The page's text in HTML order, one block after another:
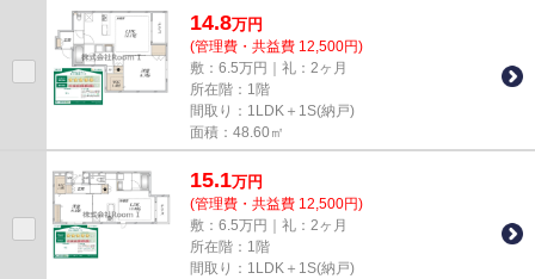
14.8万円
(管理費・共益費 12,500円)
敷：6.5万円｜礼：2ヶ月
所在階：1階
間取り：1LDK＋1S(納戸)
面積：48.60㎡
15.1万円
(管理費・共益費 12,500円)
敷：6.5万円｜礼：2ヶ月
所在階：1階
間取り：1LDK＋1S(納戸)